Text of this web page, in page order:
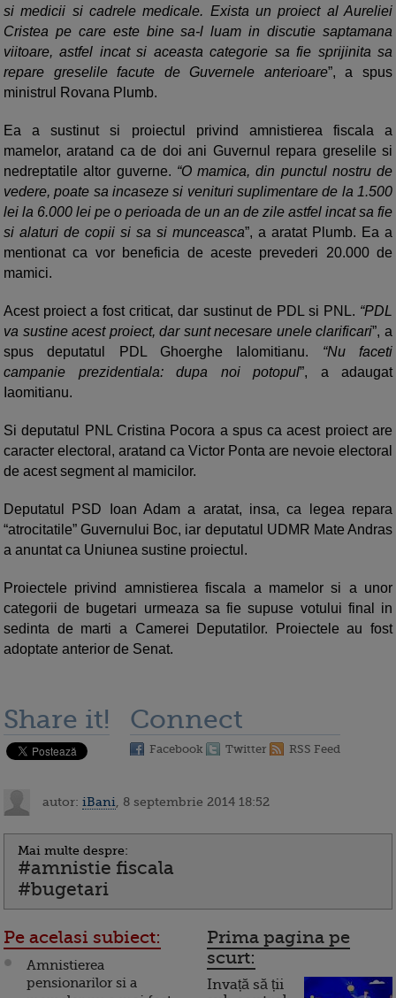
si medicii si cadrele medicale. Exista un proiect al Aureliei
Cristea pe care este bine sa-l luam in discutie saptamana
viitoare, astfel incat si aceasta categorie sa fie sprijinita sa
repare greselile facute de Guvernele anterioare”, a spus
ministrul Rovana Plumb.
Ea a sustinut si proiectul privind amnistierea fiscala a
mamelor, aratand ca de doi ani Guvernul repara greselile si
nedreptatile altor guverne. “O mamica, din punctul nostru de
vedere, poate sa incaseze si venituri suplimentare de la 1.500
lei la 6.000 lei pe o perioada de un an de zile astfel incat sa fie
si alaturi de copii si sa si munceasca”, a aratat Plumb. Ea a
mentionat ca vor beneficia de aceste prevederi 20.000 de
mamici.
Acest proiect a fost criticat, dar sustinut de PDL si PNL. “PDL
va sustine acest proiect, dar sunt necesare unele clarificari”, a
spus deputatul PDL Ghoerghe Ialomitianu. “Nu faceti
campanie prezidentiala: dupa noi potopul”, a adaugat
Iaomitianu.
Si deputatul PNL Cristina Pocora a spus ca acest proiect are
caracter electoral, aratand ca Victor Ponta are nevoie electoral
de acest segment al mamicilor.
Deputatul PSD Ioan Adam a aratat, insa, ca legea repara
“atrocitatile” Guvernului Boc, iar deputatul UDMR Mate Andras
a anuntat ca Uniunea sustine proiectul.
Proiectele privind amnistierea fiscala a mamelor si a unor
categorii de bugetari urmeaza sa fie supuse votului final in
sedinta de marti a Camerei Deputatilor. Proiectele au fost
adoptate anterior de Senat.
Share it! Connect
Facebook Twitter RSS Feed
autor: iBani , 8 septembrie 2014 18:52
Mai multe despre:
#amnistie fiscala
#bugetari
Pe acelasi subiect:
Amnistierea
pensionarilor si a
Prima pagina pe
scurt:
Invață să ții